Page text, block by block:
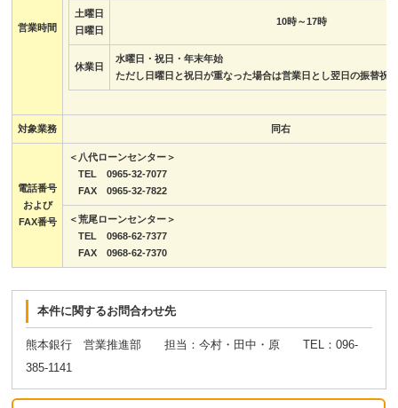
営業時間
土曜日
日曜日
10時～17時
休業日
水曜日・祝日・年末年始
ただし日曜日と祝日が重なった場合は営業日とし翌日の振替祝
対象業務 同右
電話番号
および
FAX番号
＜八代ローンセンター＞
TEL 0965-32-7077
FAX 0965-32-7822
＜荒尾ローンセンター＞
TEL 0968-62-7377
FAX 0968-62-7370
本件に関するお問合わせ先
熊本銀行 営業推進部 担当：今村・田中・原 TEL：096-
385-1141